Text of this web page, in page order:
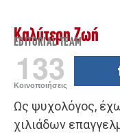
Καλύτερη Ζωή
EDITORIAL TEAM
133
Κοινοποιήσεις
Ως ψυχολόγος,
χιλιάδων